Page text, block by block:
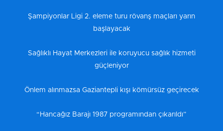
Şampiyonlar Ligi 2. eleme turu rövanş maçları yarın
başlayacak
Sağlıklı Hayat Merkezleri ile koruyucu sağlık hizmeti
güçleniyor
Önlem alınmazsa Gaziantepli kışı kömürsüz geçirecek
“Hancağız Barajı 1987 programından çıkarıldı”